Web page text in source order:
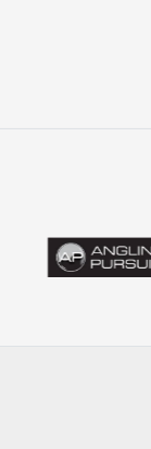
eliberarea
Categoria Crap
Categoria Crap în